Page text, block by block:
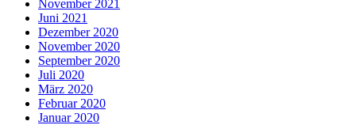
November 2021
Juni 2021
Dezember 2020
November 2020
September 2020
Juli 2020
März 2020
Februar 2020
Januar 2020